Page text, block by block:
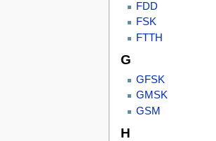
FDD
FSK
FTTH
G
GFSK
GMSK
GSM
H